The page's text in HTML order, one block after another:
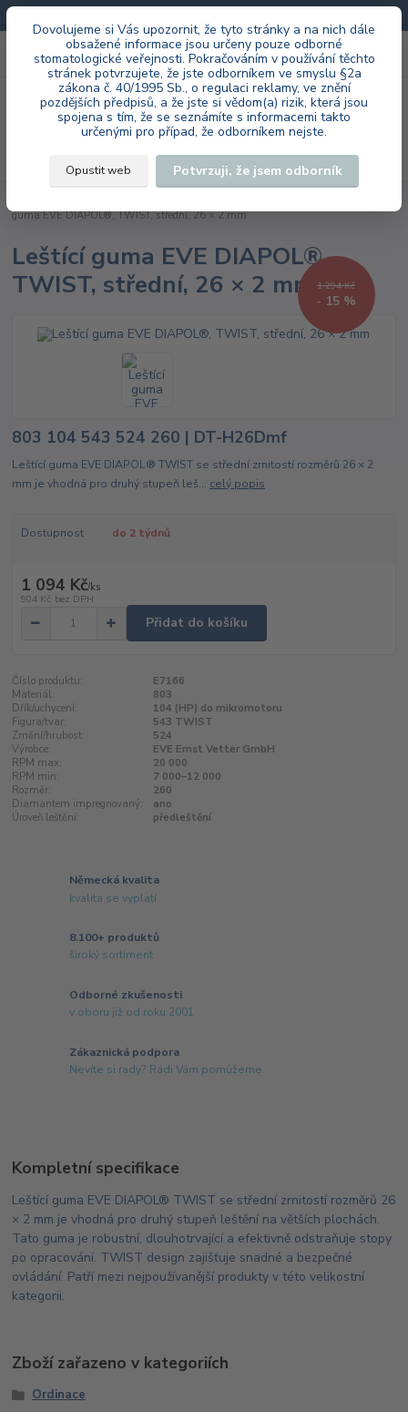
Dovolujeme si Vás upozornit, že tyto stránky a na nich dále
obsažené informace jsou určeny pouze odborné
stomatologické veřejnosti. Pokračováním v používání těchto
stránek potvrzujete, že jste odborníkem ve smyslu §2a
zákona č. 40/1995 Sb., o regulaci reklamy, ve znění
pozdějších předpisů, a že jste si vědom(a) rizik, která jsou
spojena s tím, že se seznámíte s informacemi takto
určenými pro případ, že odborníkem nejste.
Opustit web Potvrzuji, že jsem odborník
Menu
Hledat
+420 603 985 555 za0 Kč
guma EVE DIAPOL®, TWIST, střední, 26 × 2 mm
Leštící guma EVE DIAPOL®,
TWIST, střední, 26 × 2 mm
1 294 Kč
- 15 %
803 104 543 524 260 | DT-H26Dmf
Leštící guma EVE DIAPOL® TWIST se střední zrnitostí rozměrů 26 × 2
mm je vhodná pro druhý stupeň leš... celý popis
Dostupnost do 2 týdnů
1 094 Kč/ks
904 Kč bez DPH
Přidat do košíku
Číslo produktu:
E7166
Materiál:
803
Dřík/uchycení:
104 (HP) do mikromotoru
Figura/tvar:
543 TWIST
Zrnění/hrubost:
524
Výrobce:
EVE Ernst Vetter GmbH
RPM max:
20 000
RPM min:
7 000–12 000
Rozměr:
260
Diamantem impregnovaný:
ano
Úroveň leštění:
předleštění
Německá kvalita
kvalita se vyplatí
8.100+ produktů
široký sortiment
Odborné zkušenosti
v oboru již od roku 2001
Zákaznická podpora
Nevíte si rady? Rádi Vám pomůžeme.
Kompletní specifikace
Leštící guma EVE DIAPOL® TWIST se střední zrnitostí rozměrů 26
× 2 mm je vhodná pro druhý stupeň leštění na větších plochách.
Tato guma je robustní, dlouhotrvající a efektivně odstraňuje stopy
po opracování. TWIST design zajišťuje snadné a bezpečné
ovládání. Patří mezi nejpoužívanější produkty v této velikostní
kategorii.
Zboží zařazeno v kategoriích
Ordinace